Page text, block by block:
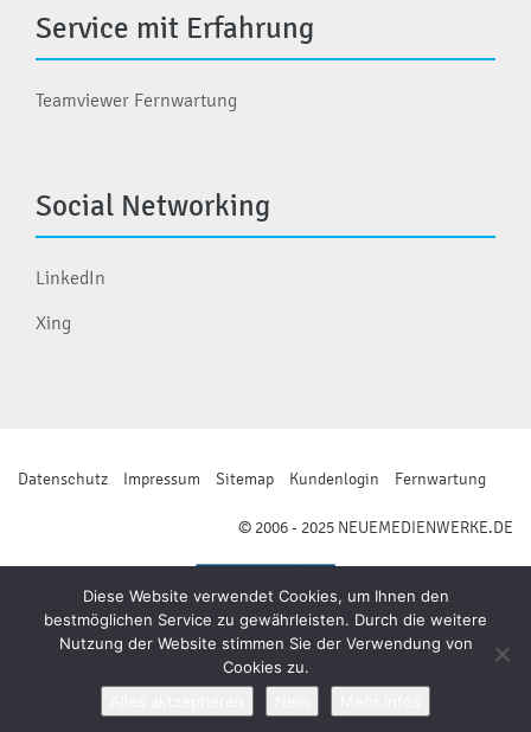
Service mit Erfahrung
Teamviewer Fernwartung
Social Networking
LinkedIn
Xing
Datenschutz Impressum Sitemap Kundenlogin Fernwartung
© 2006 - 2025 NEUEMEDIENWERKE.DE
Diese Website verwendet Cookies, um Ihnen den
bestmöglichen Service zu gewährleisten. Durch die weitere
Nutzung der Website stimmen Sie der Verwendung von
Cookies zu.